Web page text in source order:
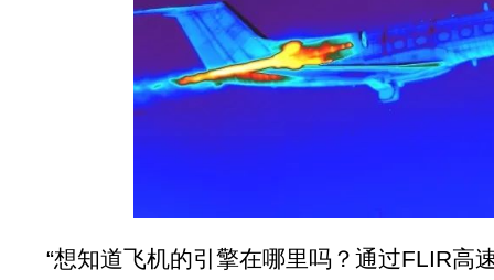
“想知道飞机的引擎在哪里吗？通过FLIR高